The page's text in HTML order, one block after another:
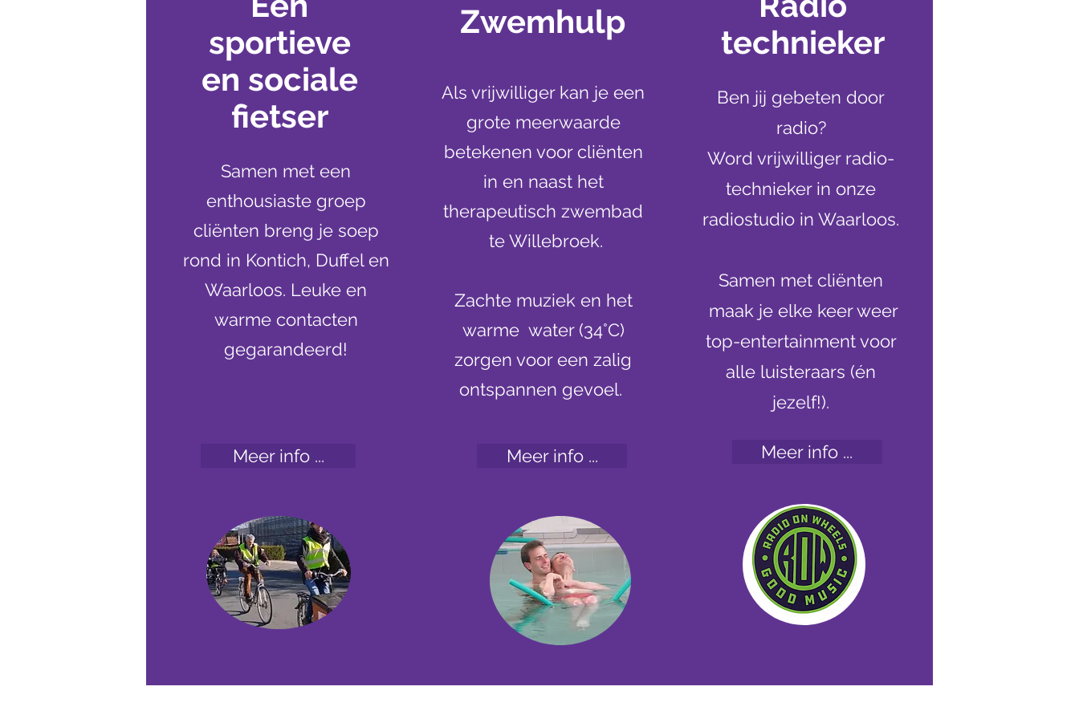
sportieve
en sociale
fietser
Samen met een
enthousiaste groep
cliënten breng je soep
rond in Kontich, Duffel en
Waarloos. Leuke en
warme contacten
gegarandeerd!
Meer info ...
Zwemhulp
Als vrijwilliger kan je een
grote meerwaarde
betekenen voor cliënten
in en naast het
therapeutisch zwembad
te Willebroek.
Zachte muziek en het
warme water (34°C)
zorgen voor een zalig
ontspannen gevoel.
Meer info ...
technieker
Ben jij gebeten door
radio?
Word vrijwilliger radio-
technieker in onze
radiostudio in Waarloos.
Samen met cliënten
maak je elke keer weer
top-entertainment voor
alle luisteraars (én
jezelf!).
Meer info ...